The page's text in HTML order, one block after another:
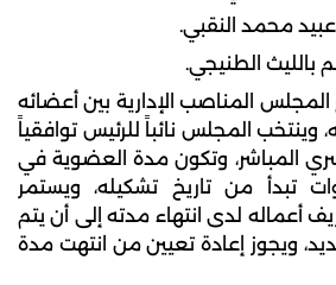
المجلس المناصب الإدارية بين أعضائه
وينتخب المجلس نائباً للرئيس توافقياً
المباشر، وتكون مدة العضوية في
4 سنوات تبدأ من تاريخ تشكيله، ويستمر
أعماله لدى انتهاء مدته إلى أن يتم
ويجوز إعادة تعيين من انتهت مدة